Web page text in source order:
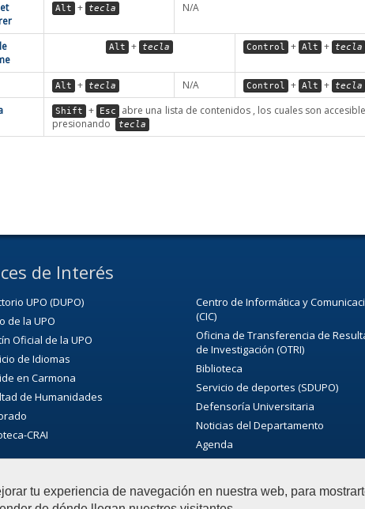
tu experiencia de navegación en nuestra web, para
Alt + tecla N/A
Alt + tecla Control + Alt + tecla
Alt + tecla N/A Control + Alt + tecla
Shift + Esc abre una lista de contenidos , los cuales son
presionando
tecla
de Interés
UPO (DUPO)
de la UPO
Oficial de la UPO
de Idiomas
en Carmona
de Humanidades
CRAI
Centro de Informática y
(CIC)
Oficina de Transferencia de
de Investigación (OTRI)
Biblioteca
Servicio de deportes (SDUPO)
Defensoría Universitaria
Noticias del Departamento
Agenda